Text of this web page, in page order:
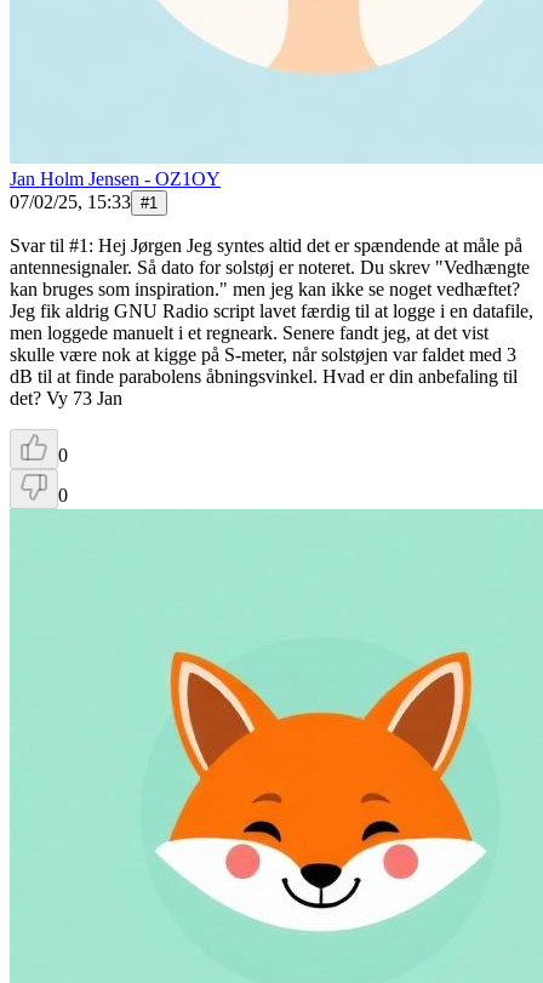
Jan Holm Jensen - OZ1OY
07/02/25, 15:33 #1
Svar til #1: Hej Jørgen Jeg syntes altid det er spændende at måle på
antennesignaler. Så dato for solstøj er noteret. Du skrev "Vedhængte
kan bruges som inspiration." men jeg kan ikke se noget vedhæftet?
Jeg fik aldrig GNU Radio script lavet færdig til at logge i en datafile,
men loggede manuelt i et regneark. Senere fandt jeg, at det vist
skulle være nok at kigge på S-meter, når solstøjen var faldet med 3
dB til at finde parabolens åbningsvinkel. Hvad er din anbefaling til
det? Vy 73 Jan
0
0